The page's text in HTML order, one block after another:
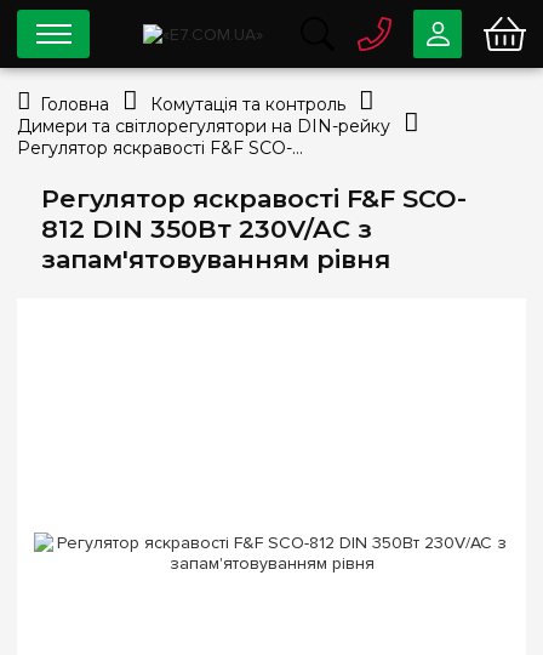
Регулятор яскравості F&F SCO-
812 DIN 350Вт 230V/AC з
запам'ятовуванням рівня
0 80033-63-07
Безкоштовно
info@e7.com.ua
334-79-78
Viber Telegram
Головна
Комутація та контроль
Димери та світлорегулятори на DIN-рейку
Регулятор яскравості F&F SCO-812 DIN 350Вт 230V/AC з запам'ятовуванням рівня